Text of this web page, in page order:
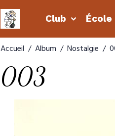
Club École
Accueil Album Nostalgie
003